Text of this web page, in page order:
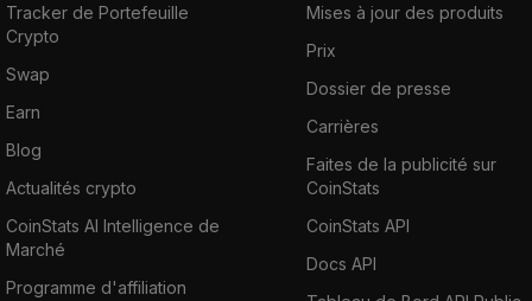
Tracker de Portefeuille
Crypto
Swap
Earn
Blog
Actualités crypto
CoinStats AI Intelligence de
Marché
Programme d'affiliation
Mises à jour des produits
Prix
Dossier de presse
Carrières
Faites de la publicité sur
CoinStats
CoinStats API
Docs API